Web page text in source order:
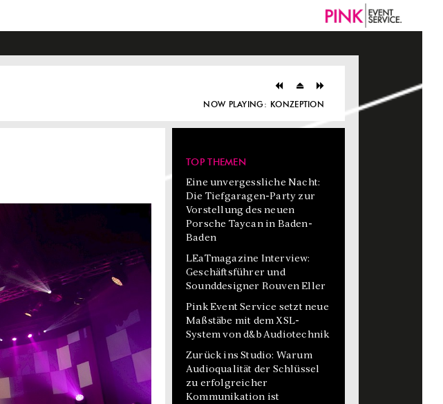
NOW PLAYING: KONZEPTION
TOP THEMEN
Eine unvergessliche Nacht:
Die Tiefgaragen-Party zur
Vorstellung des neuen
Porsche Taycan in Baden-
Baden
LEaTmagazine Interview:
Geschäftsführer und
Sounddesigner Rouven Eller
Pink Event Service setzt neue
Maßstäbe mit dem XSL-
System von d&b Audiotechnik
Zurück ins Studio: Warum
Audioqualität der Schlüssel
zu erfolgreicher
Kommunikation ist